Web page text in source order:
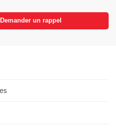
un rappel